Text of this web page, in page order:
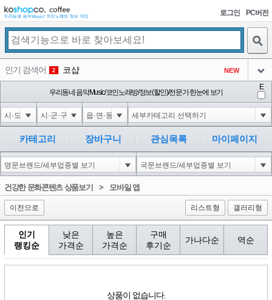
로그인 PC버전
인기 검색어 2 코샵 NEW
3 익스
아이콘
4 미끄럼방지
아이콘
5 Innovative Skincare Clinical
아이콘
NEW
6 대성설렁탕
아이콘
-16
1
우리동네 음악Music/코인노래방/정보(할인)/전문가 한눈에 보기
E
카테고리 장바구니 관심목록 마이페이지
건강한 문화콘텐츠 상품보기 > 모바일 앱
이전으로 리스트형 갤러리형
인기
랭킹순
낮은
가격순
높은
가격순
구매
후기순
가나다순 역순
상품이 없습니다.